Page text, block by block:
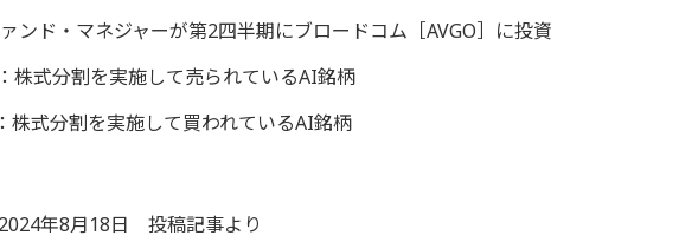
ンド・マネジャーが第2四半期にブロードコム［AVGO］に投資
株式分割を実施して売られているAI銘柄
株式分割を実施して買われているAI銘柄
年8月18日 投稿記事より